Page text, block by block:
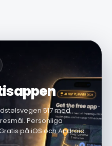
517 med
Personliga
på iOS och Android.